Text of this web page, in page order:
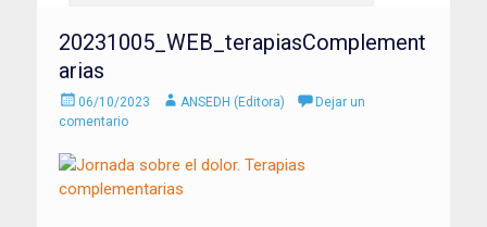
20231005_WEB_terapiasComplement
arias
Enviado
el
06/10/2023 AutorANSEDH (Editora)
Dejar un
comentario